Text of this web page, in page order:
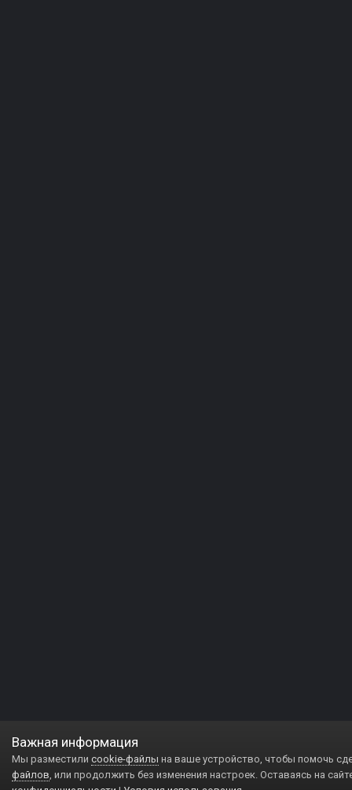
Важная информация
Мы разместили cookie-файлы на ваше устройство, чтобы помочь
файлов, или продолжить без изменения настроек. Оставаясь на